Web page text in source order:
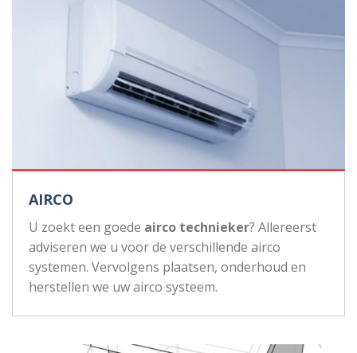
AIRCO
U zoekt een goede airco technieker? Allereerst
adviseren we u voor de verschillende airco
systemen. Vervolgens plaatsen, onderhoud en
herstellen we uw airco systeem.